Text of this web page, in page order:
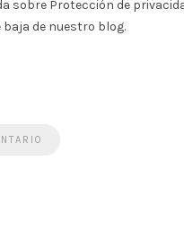
sobre Protección de
de nuestro blog.